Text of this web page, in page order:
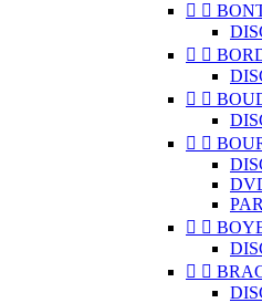
 
 
 
 
 
 